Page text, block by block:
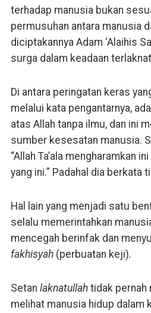
terhadap manusia bukan
permusuhan antara manusia
diciptakannya Adam ‘Alaihis
surga dalam keadaan
Di antara peringatan keras
melalui kata pengantarnya,
atas Allah tanpa ilmu, dan ini
sumber kesesatan manusia.
“Allah Ta’ala mengharamkan
yang ini.” Padahal dia berkata
Hal lain yang menjadi satu
selalu memerintahkan
mencegah berinfak dan
fakhisyah (perbuatan keji).
Setan laknatullahtidak pernah
melihat manusia hidup dalam